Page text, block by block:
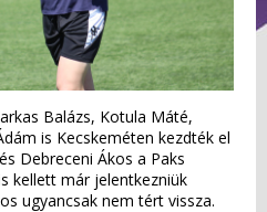
Balázs, Kotula Máté,
is Kecskeméten kezdték el
Debreceni Ákos a Paks
kellett már jelentkezniük
ugyancsak nem tért vissza.